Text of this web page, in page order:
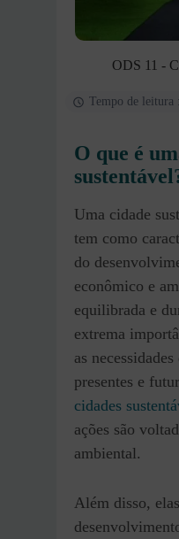
ODS 11 -
Tempo de leitura
O que é
Uma cidade
tem como
do
econômico e
equilibrada e
extrema
as
presentes e
cidades
ações são
ambiental.
Além disso,